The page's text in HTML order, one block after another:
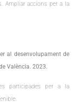
Ampliar accions per a la
al desenvolupament de
València. 2023.
participades per a la